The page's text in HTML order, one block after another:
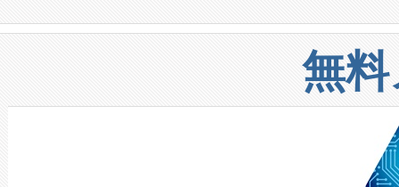
構造化トレーニングカリキュ
上げおよび商用化段階におけ
設備整備および立ち上げ調整
加組織は、Enzeneのバイオ
選定された製品について、自
安全性を追跡し、確保する事
増加しているデータセンター
る電力網に大きな負担をかけ
事業者の負担軽減という課題
系統連系を迅速にし、ピーク
や穀物倉庫におけるバルク材
リューション「Avia 2」を発
したAvia 2は、1,000メート
狭視野のFOVを切り替えるこ
ケーブル、枝などの細かな対
無